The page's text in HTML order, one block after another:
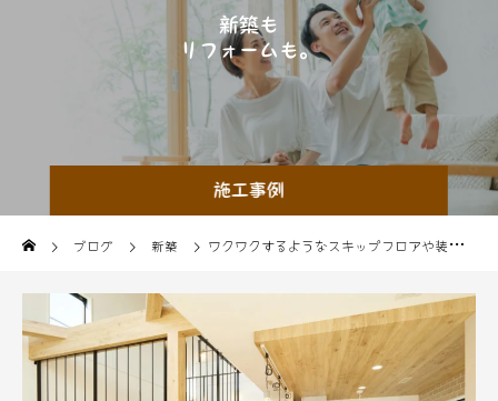
施工事例
新 築
も
リフ ォーム も 。
笑
ブログ 新築 ワクワクするようなスキップフロアや装飾がオシャレなお家